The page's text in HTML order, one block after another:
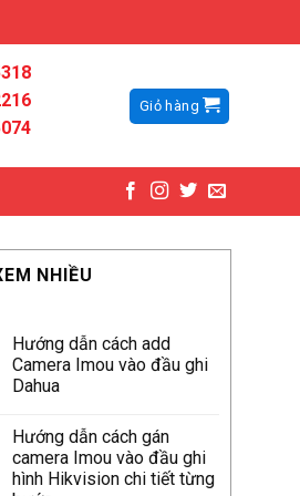
Giỏ hàng
NHIỀU
Hướng dẫn cách add
Camera Imou vào đầu ghi
Dahua
Hướng dẫn cách gán
camera Imou vào đầu ghi
hình Hikvision chi tiết từng